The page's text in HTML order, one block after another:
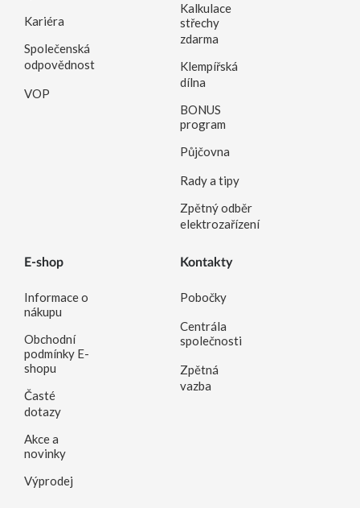
Kariéra
Společenská
odpovědnost
VOP
Kalkulace
střechy
zdarma
Klempířská
dílna
BONUS
program
Půjčovna
Rady a tipy
Zpětný odběr
elektrozařízení
E-shop
Informace o
nákupu
Obchodní
podmínky E-
shopu
Časté
dotazy
Akce a
novinky
Výprodej
Kontakty
Pobočky
Centrála
společnosti
Zpětná
vazba